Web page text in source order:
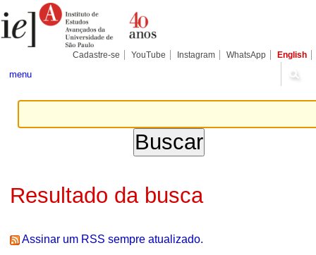
para
conteúdo.
Pessoais
Cadastre-se YouTube Instagram WhatsApp English
menu
Resultado da busca
Assinar um RSS sempre atualizado.